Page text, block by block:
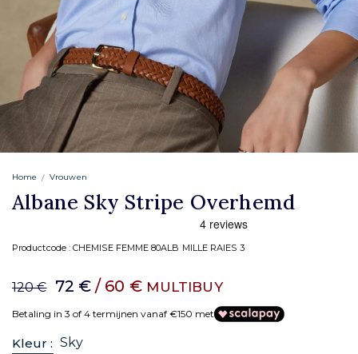
Home Vrouwen
Albane Sky Stripe Overhemd
Productcode :CHEMISE FEMME 80ALB MILLE RAIES 3
120 € 72 € / 60 € MULTIBUY
Betaling in 3 of 4 termijnen vanaf €150 met
Kleur : Sky